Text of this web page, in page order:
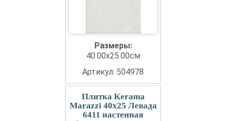
Размеры:
40.00x25.00см
Артикул: 504978
Плитка Kerama
Marazzi 40x25 Левада
6411 настенная